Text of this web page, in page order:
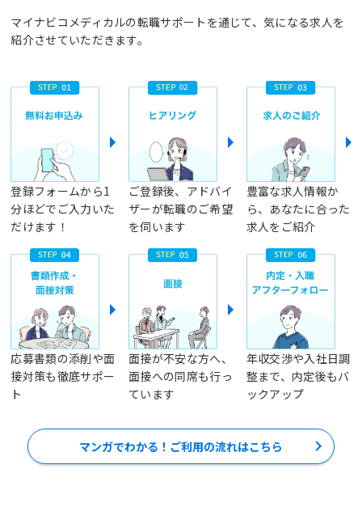
マイナビコメディカルの転職サポートを通じて、気になる求人を
紹介させていただきます。
登録フォームから1
分ほどでご入力いた
だけます！
ご登録後、アドバイ
ザーが転職のご希望
を伺います
豊富な求人情報か
ら、あなたに合った
求人をご紹介
応募書類の添削や面
接対策も徹底サポー
ト
面接が不安な方へ、
面接への同席も行っ
ています
年収交渉や入社日調
整まで、内定後もバ
ックアップ
マンガでわかる！ご利用の流れはこちら